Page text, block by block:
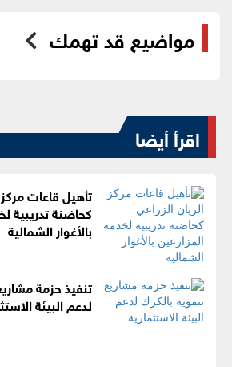
مواضيع قد تهمك
اقرأ أيضا
تأهيل قاعات مركز
كحاضنة تدريبية
بالأغوار الشمالية
تنفيذ حزمة
لدعم البيئة